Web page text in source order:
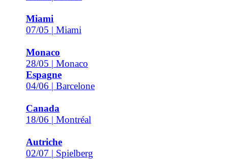
Miami
07/05 | Miami
Monaco
28/05 | Monaco
Espagne
04/06 | Barcelone
Canada
18/06 | Montréal
Autriche
02/07 | Spielberg